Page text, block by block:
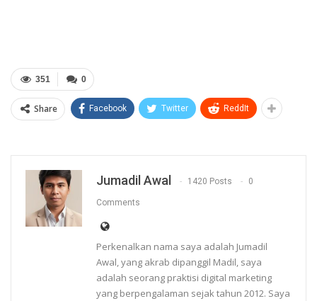
0
351
Share Facebook Twitter ReddIt
Jumadil Awal 1420 Posts 0
Comments
Perkenalkan nama saya adalah Jumadil
Awal, yang akrab dipanggil Madil, saya
adalah seorang praktisi digital marketing
yang berpengalaman sejak tahun 2012. Saya